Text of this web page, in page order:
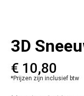
3D
€ 10,80
*Prijzen zijn inclusief btw